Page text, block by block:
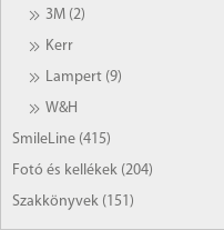
3M (2)
Kerr
Lampert (9)
W&H
SmileLine (415)
Fotó és kellékek (204)
Szakkönyvek (151)